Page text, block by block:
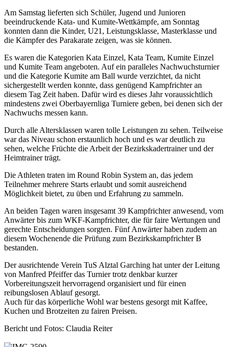
Am Samstag lieferten sich Schüler, Jugend und Junioren
beeindruckende Kata- und Kumite-Wettkämpfe, am Sonntag
konnten dann die Kinder, U21, Leistungsklasse, Masterklasse und
die Kämpfer des Parakarate zeigen, was sie können.
Es waren die Kategorien Kata Einzel, Kata Team, Kumite Einzel
und Kumite Team angeboten. Auf ein paralleles Nachwuchsturnier
und die Kategorie Kumite am Ball wurde verzichtet, da nicht
sichergestellt werden konnte, dass genügend Kampfrichter an
diesem Tag Zeit haben. Dafür wird es dieses Jahr voraussichtlich
mindestens zwei Oberbayernliga Turniere geben, bei denen sich der
Nachwuchs messen kann.
Durch alle Altersklassen waren tolle Leistungen zu sehen. Teilweise
war das Niveau schon erstaunlich hoch und es war deutlich zu
sehen, welche Früchte die Arbeit der Bezirkskadertrainer und der
Heimtrainer trägt.
Die Athleten traten im Round Robin System an, das jedem
Teilnehmer mehrere Starts erlaubt und somit ausreichend
Möglichkeit bietet, zu üben und Erfahrung zu sammeln.
An beiden Tagen waren insgesamt 39 Kampfrichter anwesend, vom
Anwärter bis zum WKF-Kampfrichter, die für faire Wertungen und
gerechte Entscheidungen sorgten. Fünf Anwärter haben zudem an
diesem Wochenende die Prüfung zum Bezirkskampfrichter B
bestanden.
Der ausrichtende Verein TuS Alztal Garching hat unter der Leitung
von Manfred Pfeiffer das Turnier trotz denkbar kurzer
Vorbereitungszeit hervorragend organisiert und für einen
reibungslosen Ablauf gesorgt.
Auch für das körperliche Wohl war bestens gesorgt mit Kaffee,
Kuchen und Brotzeiten zu fairen Preisen.
Bericht und Fotos: Claudia Reiter